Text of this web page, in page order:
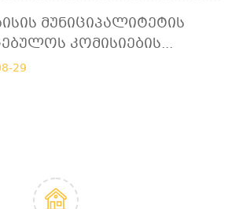
Მუნიციპალიტეტის
Კომისიების...
29